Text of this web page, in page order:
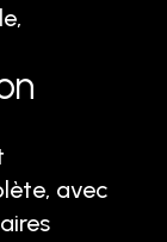
avec